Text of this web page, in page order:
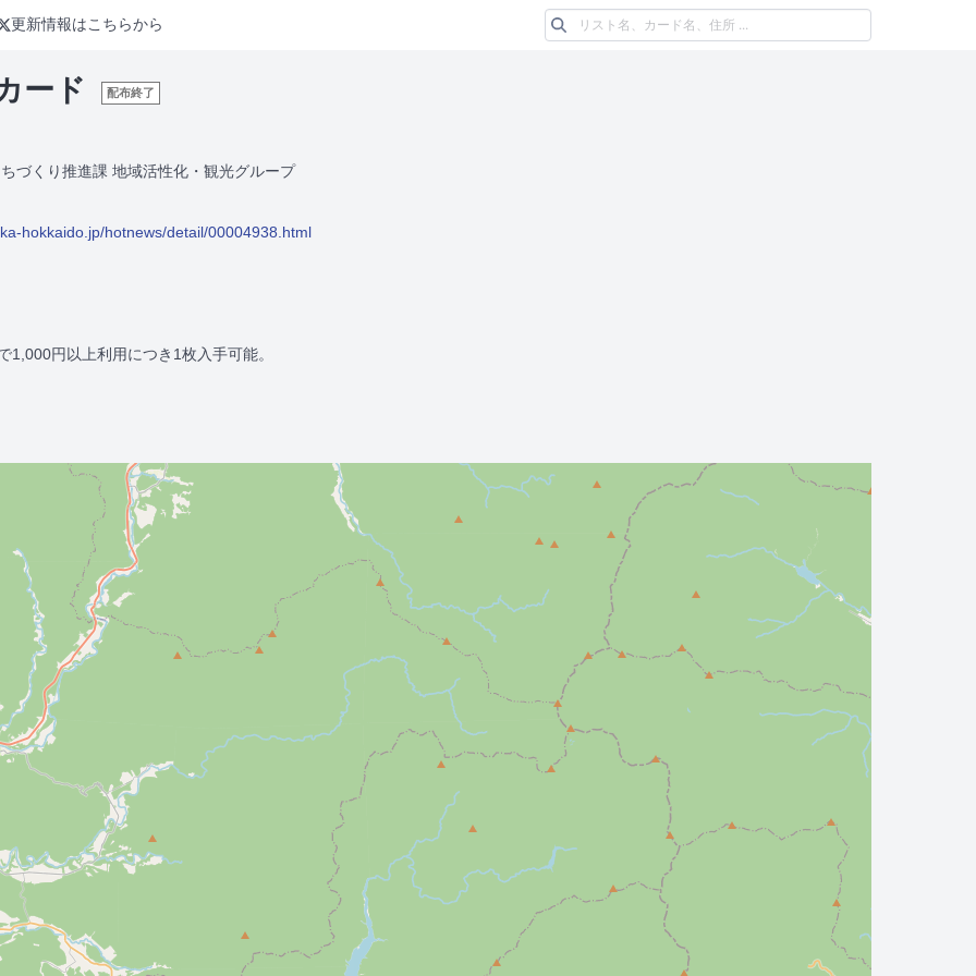
更新情報はこちらから
ード 配布終了
づくり推進課 地域活性化・観光グループ
hokkaido.jp/hotnews/detail/00004938.html
1,000円以上利用につき1枚入手可能。